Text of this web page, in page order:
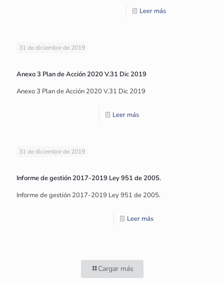
Leer más
31 de diciembre de 2019
Anexo 3 Plan de Acción 2020 V.31 Dic 2019
Anexo 3 Plan de Acción 2020 V.31 Dic 2019
Leer más
31 de diciembre de 2019
Informe de gestión 2017-2019 Ley 951 de 2005.
Informe de gestión 2017-2019 Ley 951 de 2005.
Leer más
Cargar más